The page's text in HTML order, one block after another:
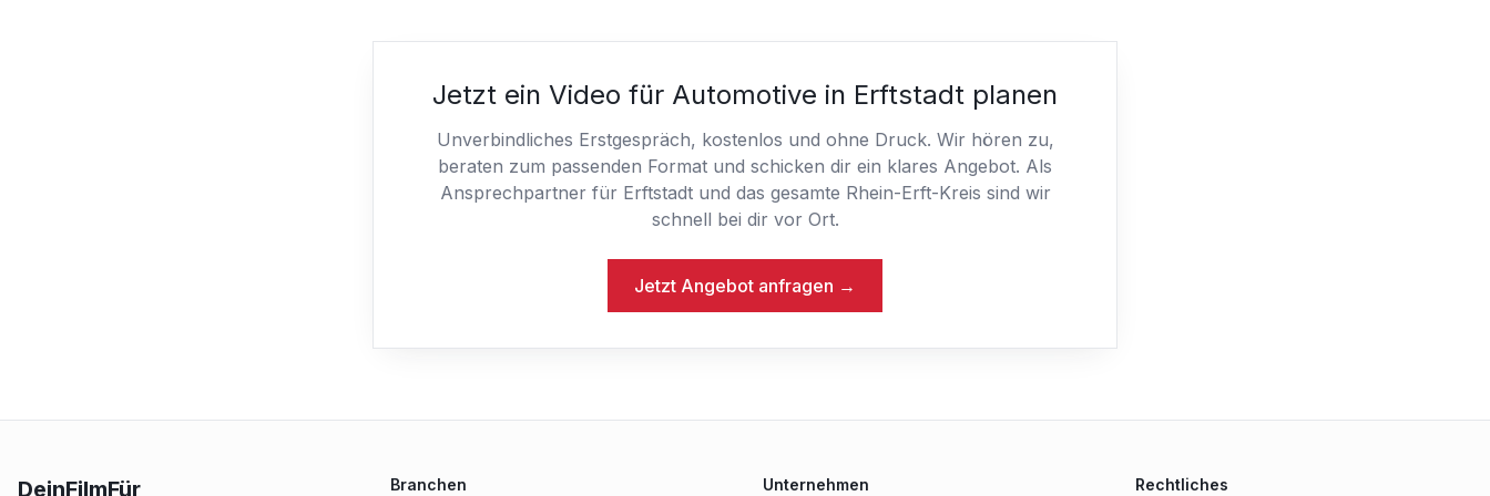
Jetzt ein Video für Automotive in Erftstadt planen
Unverbindliches Erstgespräch, kostenlos und ohne Druck. Wir hören zu,
beraten zum passenden Format und schicken dir ein klares Angebot. Als
Ansprechpartner für Erftstadt und das gesamte Rhein-Erft-Kreis sind wir
schnell bei dir vor Ort.
Jetzt Angebot anfragen →
DeinFilmFür Branchen Unternehmen Rechtliches